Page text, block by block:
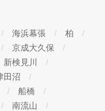
海浜幕張
柏
京成大久保
新検見川
田沼
船橋
南流山